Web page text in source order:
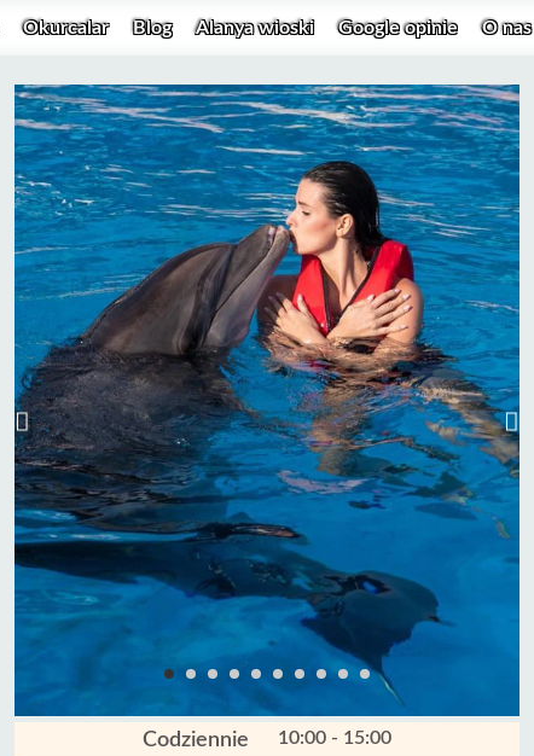
Okurcalar Blog Alanya wioski Google opinie O nas
Codziennie 10:00 - 15:00